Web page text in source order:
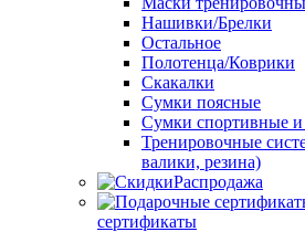
Нашивки/Брелки
Остальное
Полотенца/Коврики
Скакалки
Сумки поясные
Сумки спортивные и
Тренировочные
валики, резина)
Распродажа
сертификаты